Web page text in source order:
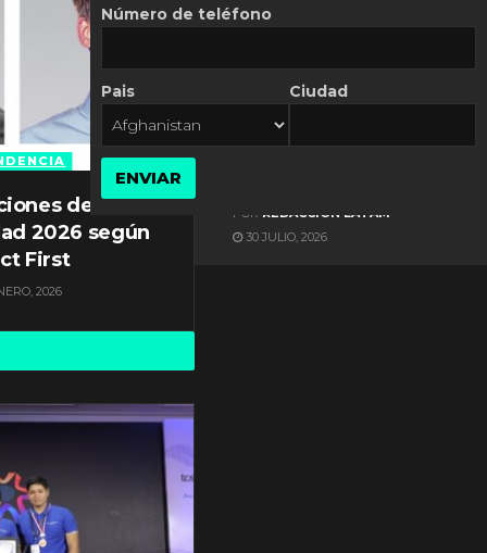
de
2026 según
First
2026
ES NOTICIA
POR REDACCIÓN LATAM
30 JULIO, 2026
Número de teléfono
Pais Ciudad
ENVIAR